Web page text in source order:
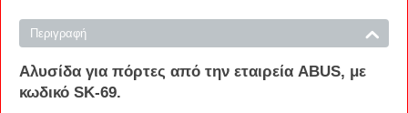
Περιγραφή
Αλυσίδα για πόρτες από την εταιρεία ABUS, με
κωδικό SK-69.